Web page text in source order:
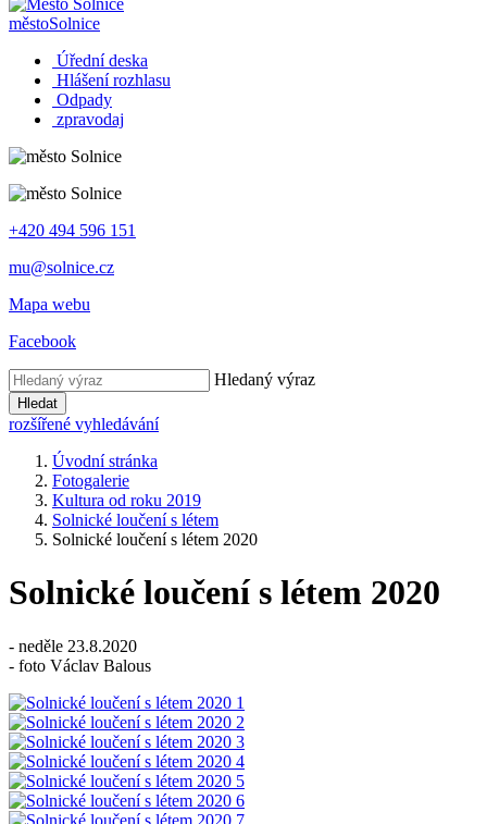
městoSolnice
Úřední deska
Hlášení rozhlasu
Odpady
zpravodaj
+420 494 596 151
mu@solnice.cz
Mapa webu
Facebook
Hledaný výraz
Hledat
rozšířené vyhledávání
Úvodní stránka
Fotogalerie
Kultura od roku 2019
Solnické loučení s létem
Solnické loučení s létem 2020
Solnické loučení s létem 2020
- neděle 23.8.2020
- foto Václav Balous